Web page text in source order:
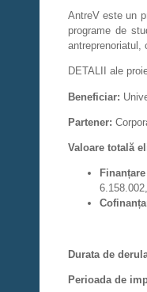
AntreV este un
programe de
antreprenoriatul,
DETALII ale
Beneficiar:
Partener:
Valoare totală
Finanț
Cofinanț
Durata de
Perioada de